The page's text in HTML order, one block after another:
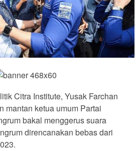
Citra Institute, Yusak Farchan
mantan ketua umum Partai
bakal menggerus suara
direncanakan bebas dari